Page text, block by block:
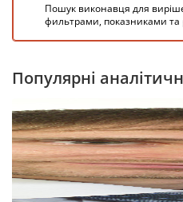
Пошук виконавця для
фильтрами, показниками та
Популярні